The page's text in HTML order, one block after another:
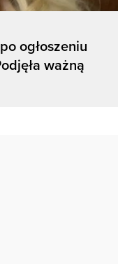
ogłoszeniu
ważną